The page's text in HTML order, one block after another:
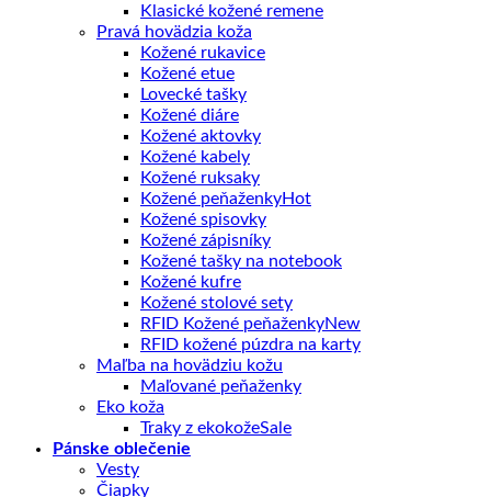
Klasické kožené remene
Pravá hovädzia koža
Kožené rukavice
Kožené etue
Lovecké tašky
Kožené diáre
Kožené aktovky
Kožené kabely
Kožené ruksaky
Kožené peňaženky
Kožené spisovky
Kožené zápisníky
Kožené tašky na notebook
Kožené kufre
Kožené stolové sety
RFID Kožené peňaženky
RFID kožené púzdra na karty
Maľba na hovädziu kožu
Maľované peňaženky
Eko koža
Traky z ekokože
Pánske oblečenie
Vesty
Čiapky